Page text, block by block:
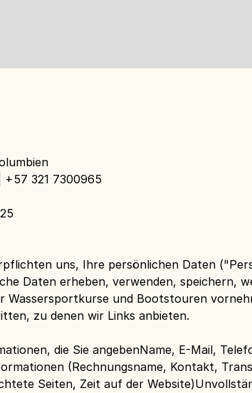
| +57 321 7300965
uns, Ihre persönlichen Daten
Daten erheben, verwenden, speichern,
und Bootstouren
zu denen wir Links anbieten.
die Sie angebenName, E-Mail,
(Rechnungsname, Kontakt,
Seiten, Zeit auf der